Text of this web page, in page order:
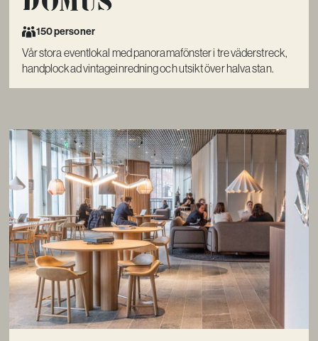
150 personer
Vår stora eventlokal med panoramafönster i tre väderstreck,
handplockad vintageinredning och utsikt över halva stan.